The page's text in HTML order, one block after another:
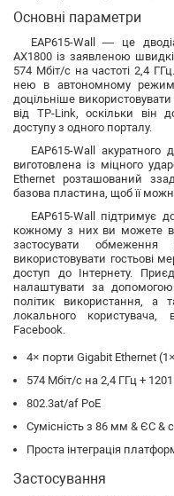
Основні параметри
EAP615-Wall — це
AX1800 із заявленою
574 Мбіт/с на частоті 2,4
нею в автономному
доцільніше
від TP-Link, оскільки він
доступу з одного порталу.
EAP615-Wall
виготовлена із міцного
Ethernet розташований
базова пластина, щоб її
EAP615-Wall підтримує
кожному з них ви можете
застосувати
використовувати гостьові
доступ до Інтернету.
налаштувати за
політик використання, а
локального користувача,
Facebook.
4× порти Gigabit Ethernet
574 Мбіт/с на 2,4 ГГц +
802.3at/af PoE
Сумісність з 86 мм & ЄС &
Проста інтеграція
Застосування